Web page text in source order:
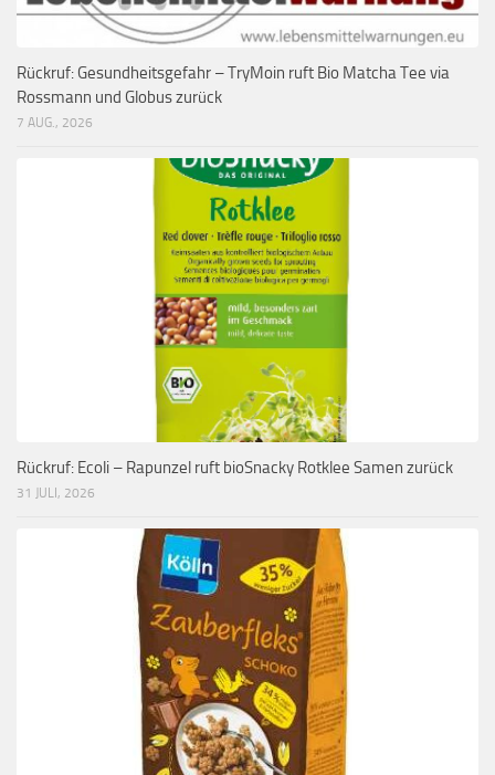
Rückruf: Gesundheitsgefahr – TryMoin ruft Bio Matcha Tee via
Rossmann und Globus zurück
7 AUG., 2026
Rückruf: Ecoli – Rapunzel ruft bioSnacky Rotklee Samen zurück
31 JULI, 2026